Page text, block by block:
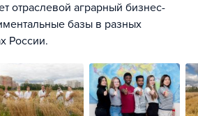
отраслевой аграрный бизнес-
базы в разных
России.